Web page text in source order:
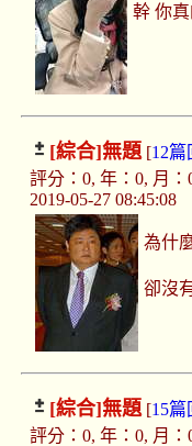
幹 你
[綜合]無題[12篇
評分：0, 年：0, 月
2019-05-27 08:45:08
為什
卻沒
[綜合]無題[15篇
評分：0, 年：0, 月